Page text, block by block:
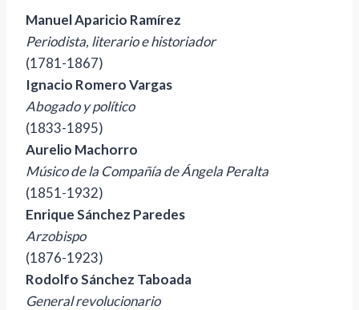
Manuel Aparicio Ramírez
Periodista, literario e historiador
(1781-1867)
Ignacio Romero Vargas
Abogado y político
(1833-1895)
Aurelio Machorro
Músico de la Compañía de Ángela Peralta
(1851-1932)
Enrique Sánchez Paredes
Arzobispo
(1876-1923)
Rodolfo Sánchez Taboada
General revolucionario